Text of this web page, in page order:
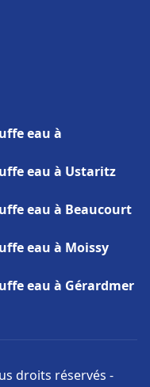
eau à
eau à Ustaritz
eau à Beaucourt
eau à Moissy
eau à Gérardmer
droits réservés -